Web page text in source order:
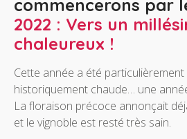
commencerons par
2022 : Vers un
chaleureux !
Cette année a été
historiquement chaude… une
La floraison précoce annonçait
et le vignoble est resté très sain.